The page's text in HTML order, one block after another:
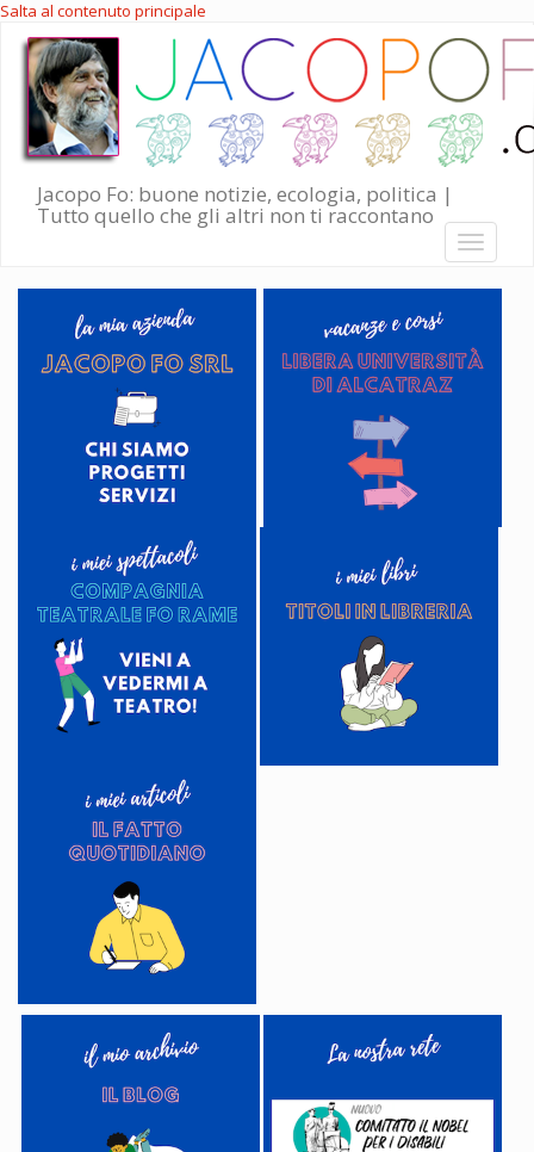
Salta al contenuto principale
Jacopo Fo: buone notizie, ecologia, politica |
Tutto quello che gli altri non ti raccontano
Toggle